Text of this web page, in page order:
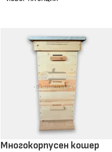
Многокорпусен кошер